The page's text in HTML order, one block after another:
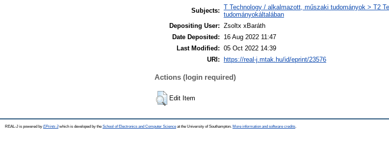
Subjects: T Technology / alkalmazott, műszaki tudományok > T2
tudományokáltalában
Depositing User: Zsoltx xBaráth
Date Deposited:
16 Aug 2022 11:47
Last Modified: 05 Oct 2022 14:39
URI:
https://real-j.mtak.hu/id/eprint/23576
Actions (login required)
Edit Item
REAL-J is powered by EPrints 3which is developed by the School of Electronics and Computer Science at the University of Southampton. More information and software credits